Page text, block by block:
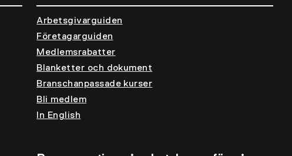
Arbetsgivarguiden
Företagarguiden
Medlemsrabatter
Blanketter och dokument
Branschanpassade kurser
Bli medlem
In English